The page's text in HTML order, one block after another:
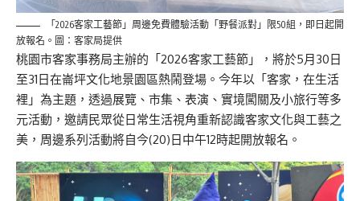
「2026客家工藝節」周邊免費體驗活動「野餐派對」限50組，即日起開
放報名。圖：客家局提供
桃園市客家事務局主辦的「2026客家工藝節」，將於5月30日
至31日在崙坪文化地景園區熱鬧登場。今年以「客家，在生活
裡」為主題，透過展覽、市集、表演、實境闖關及小旅行等多
元活動，邀請民眾從日常生活視角重新認識客家文化與工藝之
美，周邊系列活動將自今(20)日中午12時起開放報名。